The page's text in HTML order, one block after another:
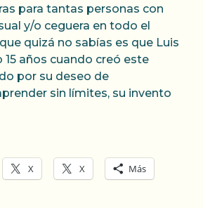
para tantas personas con
y/o ceguera en todo el
quizá no sabías es que Luis
15 años cuando creó este
por su deseo de
sin límites, su invento
X X Más